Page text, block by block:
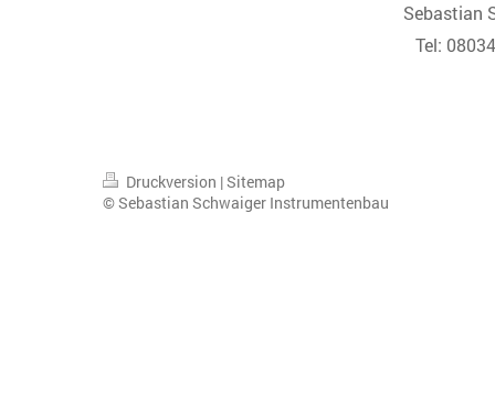
Sebastian
Tel:
Druckversion |Sitemap
© Sebastian Schwaiger Instrumentenbau